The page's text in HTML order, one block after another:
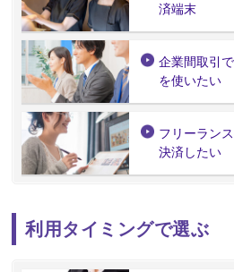
済端末
企業間取引
を使いたい
フリーラン
決済したい
利用タイミングで選ぶ